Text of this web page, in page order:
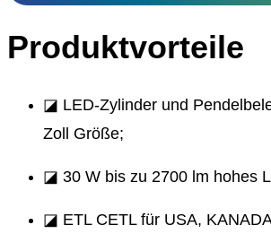
Produktvorteile
◪ LED-Zylinder und
Zoll Größe;
◪ 30 W bis zu 2700 lm hohes
◪ ETL CETL für USA,